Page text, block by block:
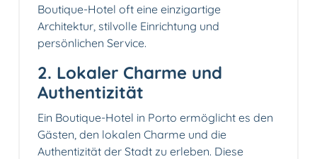
Boutique-Hotel oft eine einzigartige
Architektur, stilvolle Einrichtung und
persönlichen Service.
2. Lokaler Charme und
Authentizität
Ein Boutique-Hotel in Porto ermöglicht es den
Gästen, den lokalen Charme und die
Authentizität der Stadt zu erleben. Diese